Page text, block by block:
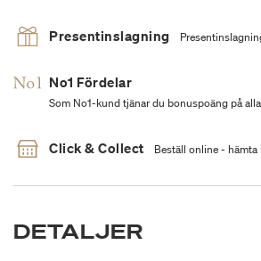
Presentinslagning
No1 Fördelar
Som No1-kund tjänar du bonuspoäng på
Click & Collect Beställ online - hämta
DETALJER